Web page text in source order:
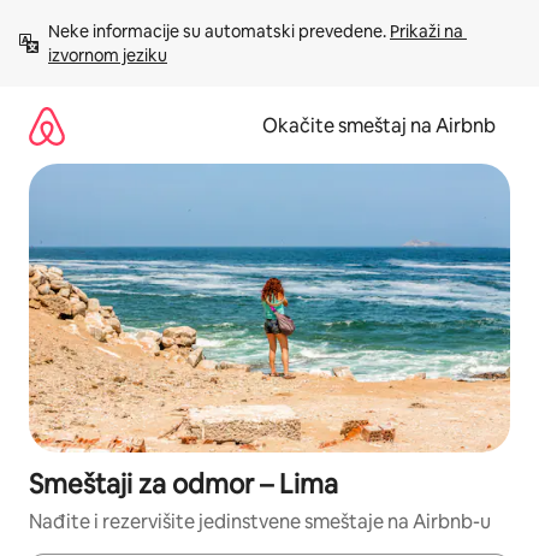
sadržaj
Neke informacije su automatski prevedene. Prikaži na
izvornom jeziku
Okačite smeštaj na Airbnb
Smeštaji za odmor – Lima
Nađite i rezervišite jedinstvene smeštaje na Airbnb-u